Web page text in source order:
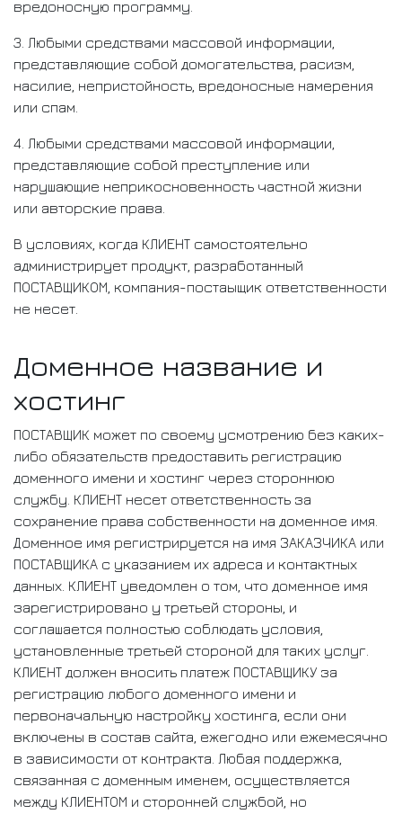
вредоносную программу.
3. Любыми средствами массовой информации,
представляющие собой домогательства, расизм,
насилие, непристойность, вредоносные намерения
или спам.
4. Любыми средствами массовой информации,
представляющие собой преступление или
нарушающие неприкосновенность частной жизни
или авторские права.
В условиях, когда КЛИЕНТ самостоятельно
администрирует продукт, разработанный
ПОСТАВЩИКОМ, компания-постаыщик ответственности
не несет.
Доменное название и
хостинг
ПОСТАВЩИК может по своему усмотрению без каких-
либо обязательств предоставить регистрацию
доменного имени и хостинг через стороннюю
службу. КЛИЕНТ несет ответственность за
сохранение права собственности на доменное имя.
Доменное имя регистрируется на имя ЗАКАЗЧИКА или
ПОСТАВЩИКА с указанием их адреса и контактных
данных. КЛИЕНТ уведомлен о том, что доменное имя
зарегистрировано у третьей стороны, и
соглашается полностью соблюдать условия,
установленные третьей стороной для таких услуг.
КЛИЕНТ должен вносить платеж ПОСТАВЩИКУ за
регистрацию любого доменного имени и
первоначальную настройку хостинга, если они
включены в состав сайта, ежегодно или ежемесячно
в зависимости от контракта. Любая поддержка,
связанная с доменным именем, осуществляется
между КЛИЕНТОМ и сторонней службой, но